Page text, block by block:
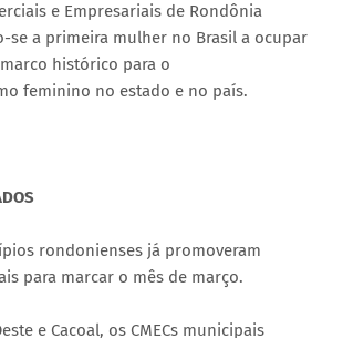
e Empresariais de Rondônia
se a primeira mulher no Brasil a ocupar
histórico para o
feminino no estado e no país.
rondonienses já promoveram
para marcar o mês de março.
e Cacoal, os CMECs municipais